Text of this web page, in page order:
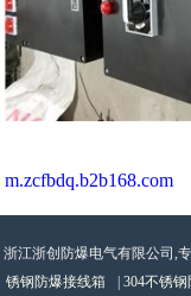
m.zcfbdq.b2b168.com
浙江浙创防爆电气有限公司,
锈钢防爆接线箱
304不锈